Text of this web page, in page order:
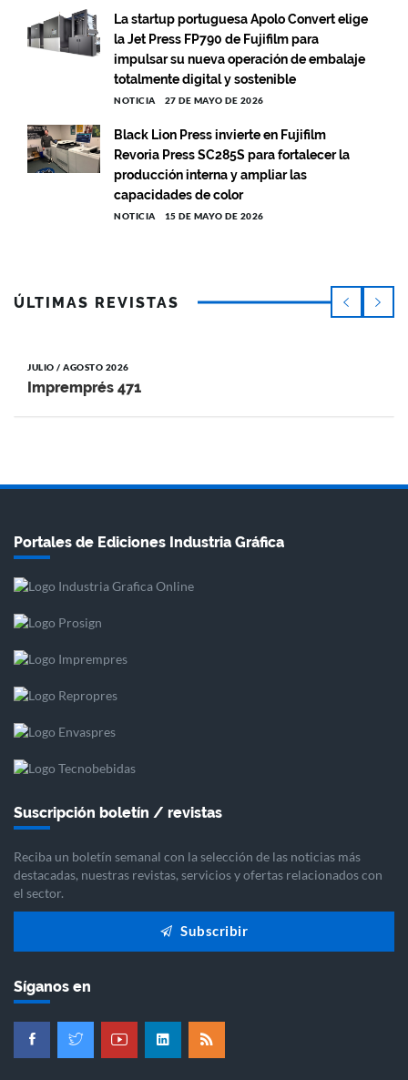
La startup portuguesa Apolo Convert elige
la Jet Press FP790 de Fujifilm para
impulsar su nueva operación de embalaje
totalmente digital y sostenible
NOTICIA 27 DE MAYO DE 2026
Black Lion Press invierte en Fujifilm
Revoria Press SC285S para fortalecer la
producción interna y ampliar las
capacidades de color
NOTICIA 15 DE MAYO DE 2026
ÚLTIMAS REVISTAS
JULIO / AGOSTO 2026
Impremprés 471
Portales de Ediciones Industria Gráfica
Suscripción boletín / revistas
Reciba un boletín semanal con la selección de las noticias más
destacadas, nuestras revistas, servicios y ofertas relacionados con
el sector.
Subscribir
Síganos en